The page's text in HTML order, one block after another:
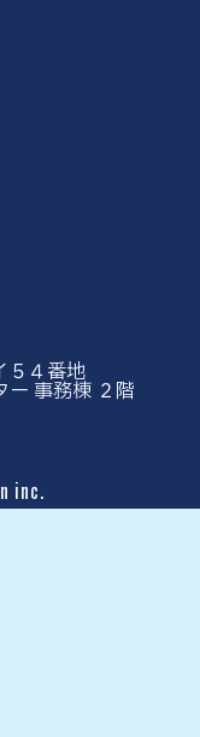
５４番地
ー 事務棟 ２階
inc.